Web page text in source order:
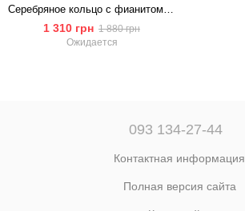
Серебряное кольцо с фианитом «Классик»
1 310 грн 1 880 грн
Ожидается
093 134-27-44
Контактная информация
Полная версия сайта